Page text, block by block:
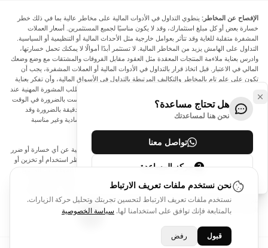
الإفصاح عن المخاطر: ينطوي التداول في الأدوات المالية على مخاطر عالية بما في ذلك خطر
خسارة بعض أو كل مبلغ استثمارك، وقد لا يكون مناسبًا لجميع المستثمرين. أسعار العملات
المشفرة متقلبة للغاية وقد تتأثر بعوامل خارجية مثل الأحداث المالية أو التنظيمية أو السياسية.
التداول على الهامش يزيد من المخاطر المالية. لا تستثمر أبدًا أموالًا لا يمكنك تحمل خسارتها،
وادرس بعناية ملاءمة المنتجات المعقدة مثل العقود مقابل الفروقات والمشتقات مع وضع وضعك
المالي في الاعتبار. قبل اتخاذ قرار بالتداول في الأدوات المالية أو العملات المشفرة، يجب أن
تكون على علم تام بالمخاطر والتكاليف المرتبطة بالتداول في الأسواق المالية، وأن تفكر بعناية
في أهدافك الاستثمارية ومستوى خبرتك ورغبتك في المخاطرة، وأن تطلب المشورة المهنية عند
الحاجة. تود Arincen أن تذكرك بأن البيانات الواردة في هذا الموقع ليست بالضرورة في الوقت
الفعلي وليست دقيقة. البيانات والأسعار الموجودة على الموقع ليست دقيقة بالضرورة وقد
تختلف عن السعر الفعلي في أي سوق معينة، مما يعني أن الأسعار إرشادية وغير مناسبة
لأغراض التداول.
لن يتحمل Arincen وأي مزود للبيانات الواردة في هذا الموقع المسؤولية عن أي خسارة أو ضرر
نتيجة لتداولك، أو اعتمادك على المعلومات الواردة في هذا الموقع. يحظر استخدام أو تخزين أو
إعادة إنتاج أو عرض أو تعديل أو نقل أو توزيع البيانات الموجودة في هذا الموقع دون الحصول
على إذن كتابي صريح مسبق من Arincen و/أو مزود البيانات. جميع حقوق الملكية الفكرية
محفوظة من قبل مقدمي الخدمة و/أو البورصة التي تقدم البيانات الواردة في هذا الموقع. قد
يتم تعويض Arincen من قبل المعلنين الذين يظهرون على الموقع، بناءً على تفاعلك مع
الإعلانات أو المعلنين.
هل تحتاج مساعدة؟
نحن هنا لمساعدتك
تواصل معنا
مركز المساعدة
نحن نستخدم ملفات تعريف الارتباط
نستخدم ملفات تعريف الارتباط لتحسين تجربتك وتحليل حركة الزيارات.
بالمتابعة فإنك توافق على استخدامنا لها. سياسة الخصوصية
قبول رفض